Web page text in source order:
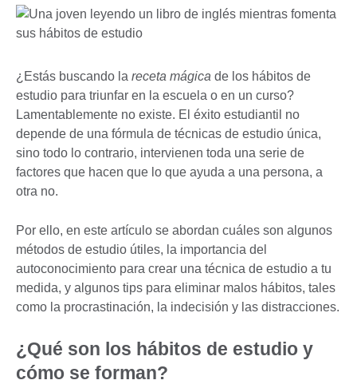
¿Estás buscando la receta mágica de los hábitos de
estudio para triunfar en la escuela o en un curso?
Lamentablemente no existe. El éxito estudiantil no
depende de una fórmula de técnicas de estudio única,
sino todo lo contrario, intervienen toda una serie de
factores que hacen que lo que ayuda a una persona, a
otra no.
Por ello, en este artículo se abordan cuáles son algunos
métodos de estudio útiles, la importancia del
autoconocimiento para crear una técnica de estudio a tu
medida, y algunos tips para eliminar malos hábitos, tales
como la procrastinación, la indecisión y las distracciones.
¿Qué son los hábitos de estudio y
cómo se forman?